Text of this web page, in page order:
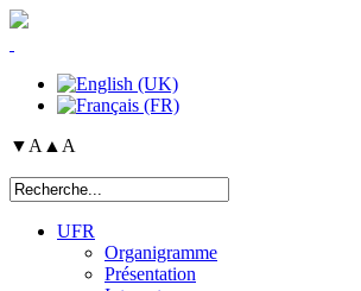
▼A ▲A
UFR
Organigramme
Présentation